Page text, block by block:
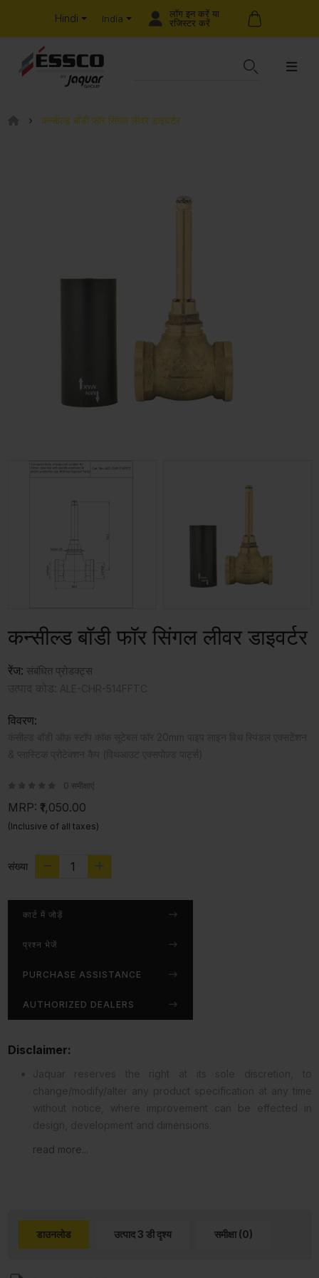
Hindi India
लॉग इन करें या
रजिस्टर करें
कन्सील्ड बॉडी फॉर सिंगल लीवर डाइवर्टर
कन्सील्ड बॉडी फॉर सिंगल लीवर डाइवर्टर
रेंज: संबंधित प्रोडक्ट्स
विवरण:
0 समीक्षाएं
MRP: ₹1,050.00
(Inclusive of all taxes)
संख्या
कार्ट में जोड़ें
प्रश्न भेजें
PURCHASE ASSISTANCE
AUTHORIZED DEALERS
Disclaimer:
read more...
डाउनलोड उत्पाद 3 डी दृश्य समीक्षा (0)